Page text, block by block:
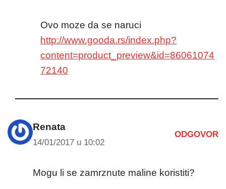
Ovo moze da se naruci
http://www.gooda.rs/index.php?
content=product_preview&id=86061074
72140
Renata
14/01/2017 u 10:02
ODGOVOR
Mogu li se zamrznute maline koristiti?